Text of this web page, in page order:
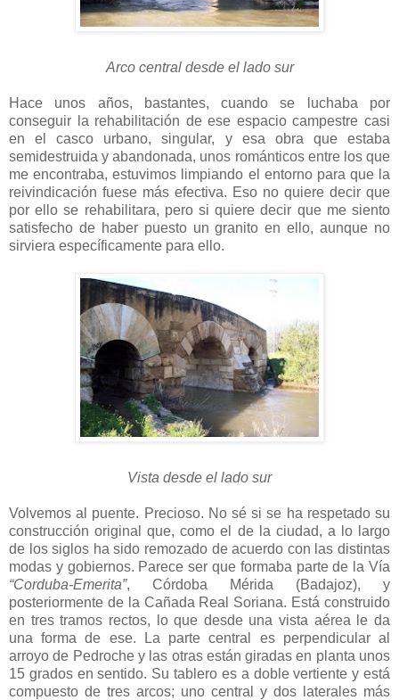
Arco central desde el lado sur
Hace unos años, bastantes, cuando se luchaba por
conseguir la rehabilitación de ese espacio campestre casi
en el casco urbano, singular, y esa obra que estaba
semidestruida y abandonada, unos románticos entre los que
me encontraba, estuvimos limpiando el entorno para que la
reivindicación fuese más efectiva. Eso no quiere decir que
por ello se rehabilitara, pero si quiere decir que me siento
satisfecho de haber puesto un granito en ello, aunque no
sirviera específicamente para ello.
Vista desde el lado sur
Volvemos al puente. Precioso. No sé si se ha respetado su
construcción original que, como el de la ciudad, a lo largo
de los siglos ha sido remozado de acuerdo con las distintas
modas y gobiernos. Parece ser que formaba parte de la Vía
“Corduba-Emerita”, Córdoba Mérida (Badajoz), y
posteriormente de la Cañada Real Soriana. Está construido
en tres tramos rectos, lo que desde una vista aérea le da
una forma de ese. La parte central es perpendicular al
arroyo de Pedroche y las otras están giradas en planta unos
15 grados en sentido. Su tablero es a doble vertiente y está
compuesto de tres arcos; uno central y dos laterales más